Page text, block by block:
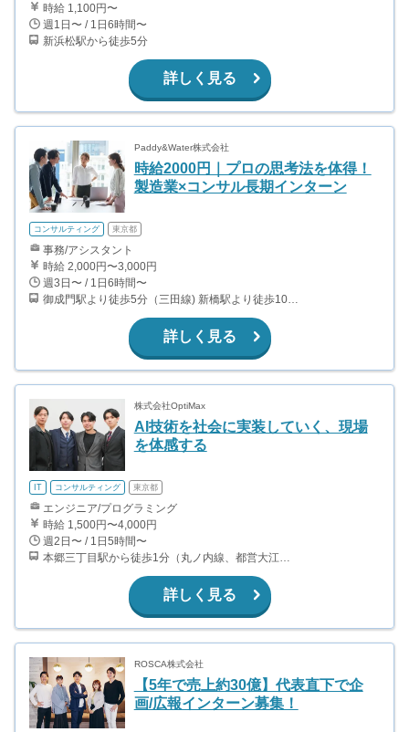
時給 1,100円〜
週1日〜 / 1日6時間〜
新浜松駅から徒歩5分
詳しく見る
Paddy&Water株式会社
時給2000円｜プロの思考法を体得！
製造業×コンサル長期インターン
コンサルティング 東京都
事務/アシスタント
時給 2,000円〜3,000円
週3日〜 / 1日6時間〜
御成門駅より徒歩5分（三田線) 新橋駅より徒歩10分（JR線・都営浅草線・銀座線）
詳しく見る
株式会社OptiMax
AI技術を社会に実装していく、現場
を体感する
IT コンサルティング 東京都
エンジニア/プログラミング
時給 1,500円〜4,000円
週2日〜 / 1日5時間〜
詳しく見る
ROSCA株式会社
【5年で売上約30億】代表直下で企
画/広報インターン募集！